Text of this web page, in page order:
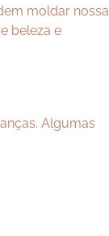
moldar nossa
beleza e
Algumas